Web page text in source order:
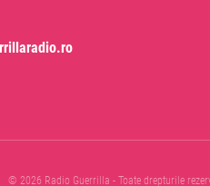
© 2026 Radio Guerrilla - Toate drepturile